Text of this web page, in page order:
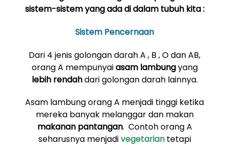
sistem-sistem yang ada di dalam tubuh kita :
Sistem Pencernaan
Dari 4 jenis golongan darah A , B , O dan AB,
orang A mempunyaiasam lambungyang
lebih rendahdari golongan darah lainnya.
Asam lambung orang A menjadi tinggi ketika
mereka banyak melanggar dan makan
makanan pantangan. Contoh orang A
seharusnya menjadivegetarian tetapi